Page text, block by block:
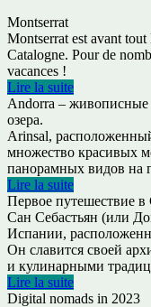
Montserrat
Montserrat est avant
Catalogne. Pour de
vacances !
Lire la suite
Andorra –
озера.
Arinsal,
множество красивых
панорамных видов на
Lire la suite
Первое путешествие в
Сан Себастьян (или
Испании,
Он славится своей
и кулинарными
Lire la suite
Digital nomads in 2023